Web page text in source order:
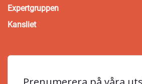
Expertgruppen
Kansliet